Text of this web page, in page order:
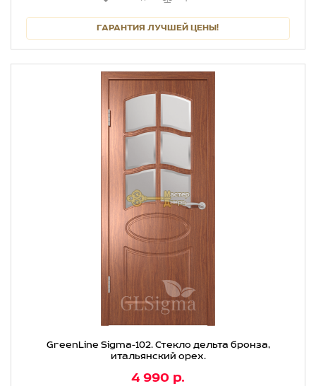
ГАРАНТИЯ ЛУЧШЕЙ ЦЕНЫ!
GreenLine Sigma-102. Стекло дельта бронза,
итальянский орех.
4 990 р.